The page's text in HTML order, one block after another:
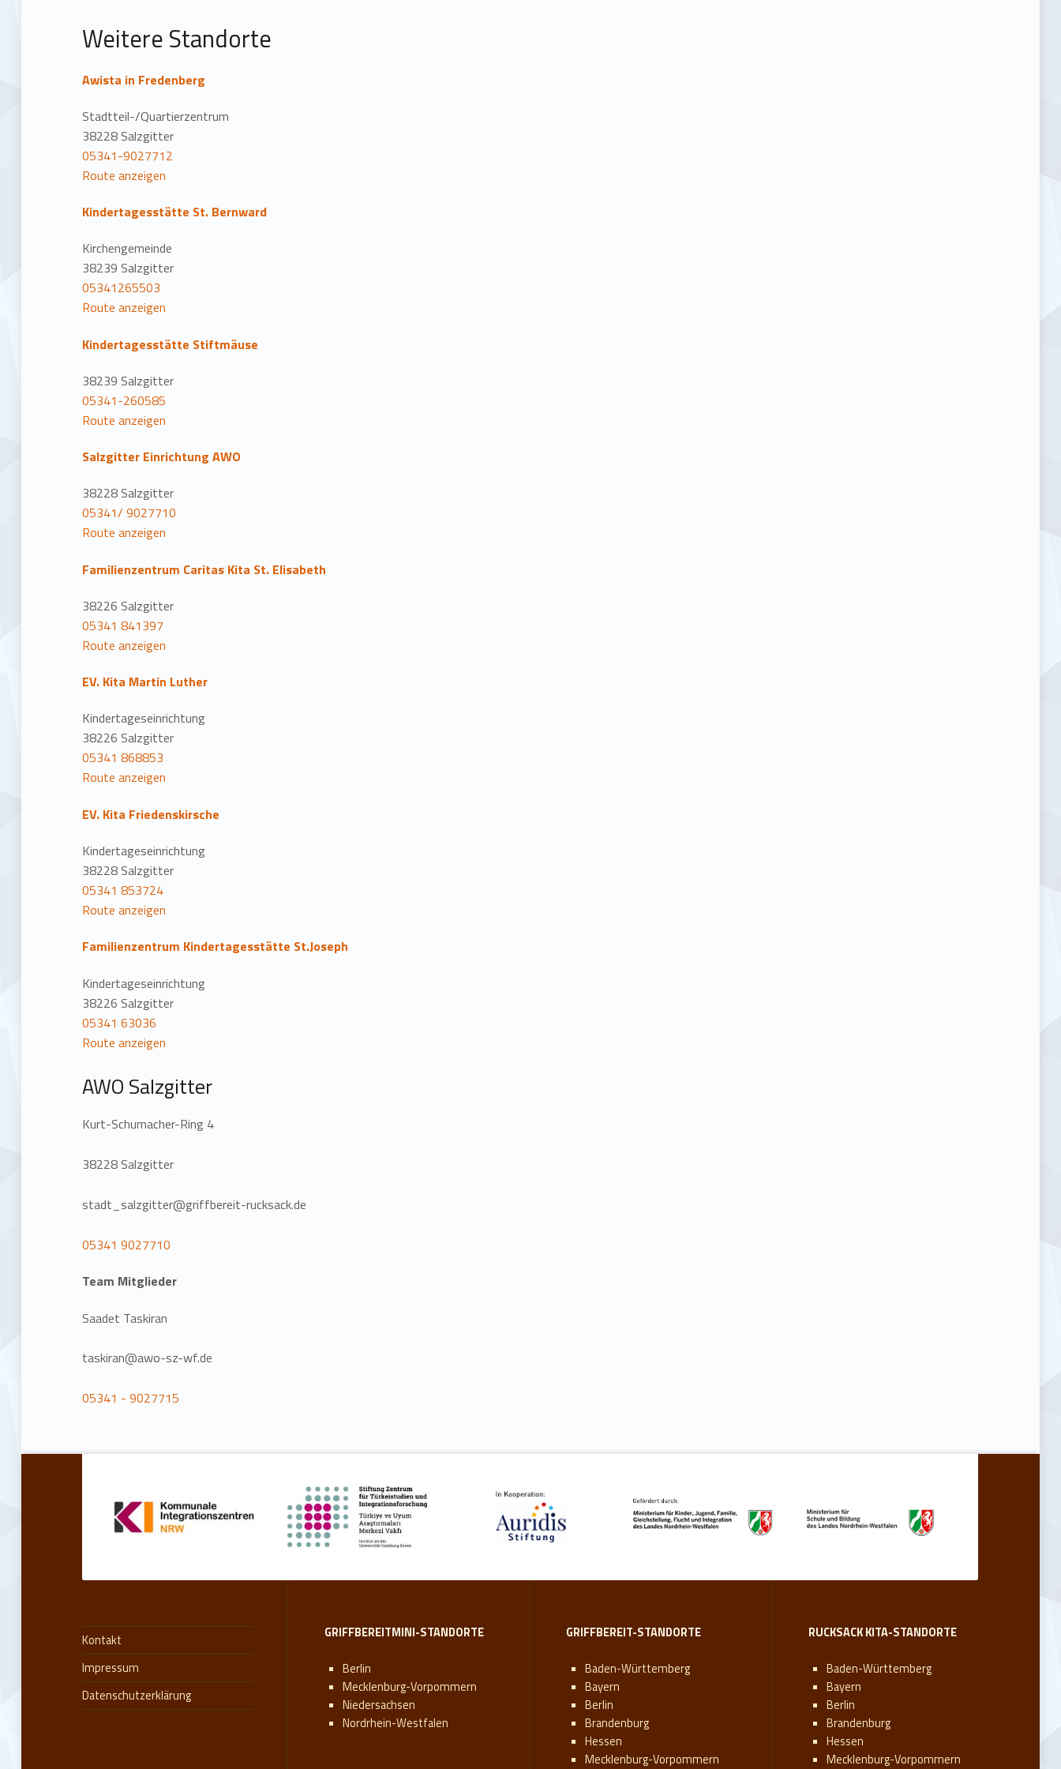
i
o
n
Weitere Standorte
Awista in Fredenberg
Stadtteil-/Quartierzentrum
38228 Salzgitter
05341-9027712
Route anzeigen
Kindertagesstätte St. Bernward
Kirchengemeinde
38239 Salzgitter
05341265503
Route anzeigen
Kindertagesstätte Stiftmäuse
38239 Salzgitter
05341-260585
Route anzeigen
Salzgitter Einrichtung AWO
38228 Salzgitter
05341/ 9027710
Route anzeigen
Familienzentrum Caritas Kita St. Elisabeth
38226 Salzgitter
05341 841397
Route anzeigen
EV. Kita Martin Luther
Kindertageseinrichtung
38226 Salzgitter
05341 868853
Route anzeigen
EV. Kita Friedenskirsche
Kindertageseinrichtung
38228 Salzgitter
05341 853724
Route anzeigen
Familienzentrum Kindertagesstätte St.Joseph
Kindertageseinrichtung
38226 Salzgitter
05341 63036
Route anzeigen
AWO Salzgitter
Kurt-Schumacher-Ring 4
38228 Salzgitter
stadt_salzgitter@griffbereit-rucksack.de
05341 9027710
Team Mitglieder
Saadet Taskiran
taskiran@awo-sz-wf.de
05341 - 9027715
Kontakt
Impressum
Datenschutzerklärung
GRIFFBEREITMINI-STANDORTE
Berlin
Mecklenburg-Vorpommern
Niedersachsen
Nordrhein-Westfalen
GRIFFBEREIT-STANDORTE
Baden-Württemberg
Bayern
Berlin
Brandenburg
Hessen
Mecklenburg-Vorpommern
RUCKSACK KITA-STANDORTE
Baden-Württemberg
Bayern
Berlin
Brandenburg
Hessen
Mecklenburg-Vorpommern